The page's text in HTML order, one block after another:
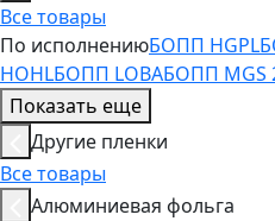
Все товары
По исполнениюБОПП HGPL
HOHLБОПП LOBAБОПП MGS
Показать еще
Другие пленки
Все товары
Алюминиевая фольга